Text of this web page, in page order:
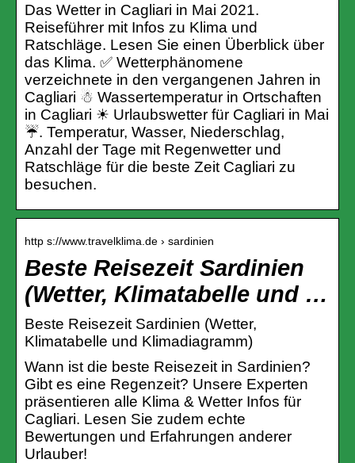
Das Wetter in Cagliari in Mai 2021.
Reiseführer mit Infos zu Klima und
Ratschläge. Lesen Sie einen Überblick über
das Klima. ✅ Wetterphänomene
verzeichnete in den vergangenen Jahren in
Cagliari ☃ Wassertemperatur in Ortschaften
in Cagliari ☀ Urlaubswetter für Cagliari in Mai
☔. Temperatur, Wasser, Niederschlag,
Anzahl der Tage mit Regenwetter und
Ratschläge für die beste Zeit Cagliari zu
besuchen.
http s://www.travelklima.de › sardinien
Beste Reisezeit Sardinien
(Wetter, Klimatabelle und …
Beste Reisezeit Sardinien (Wetter,
Klimatabelle und Klimadiagramm)
Wann ist die beste Reisezeit in Sardinien?
Gibt es eine Regenzeit? Unsere Experten
präsentieren alle Klima & Wetter Infos für
Cagliari. Lesen Sie zudem echte
Bewertungen und Erfahrungen anderer
Urlauber!